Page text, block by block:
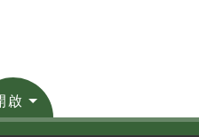
啟